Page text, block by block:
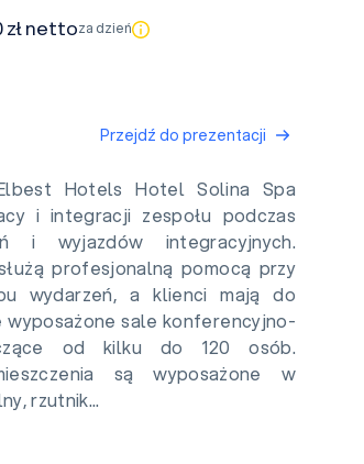
zł nettoza dzień
Przejdź do prezentacji
Hotels Hotel Solina Spa
i integracji zespołu podczas
i wyjazdów integracyjnych.
profesjonalną pomocą przy
wydarzeń, a klienci mają do
wyposażone sale konferencyjno-
od kilku do 120 osób.
są wyposażone w
rzutnik...